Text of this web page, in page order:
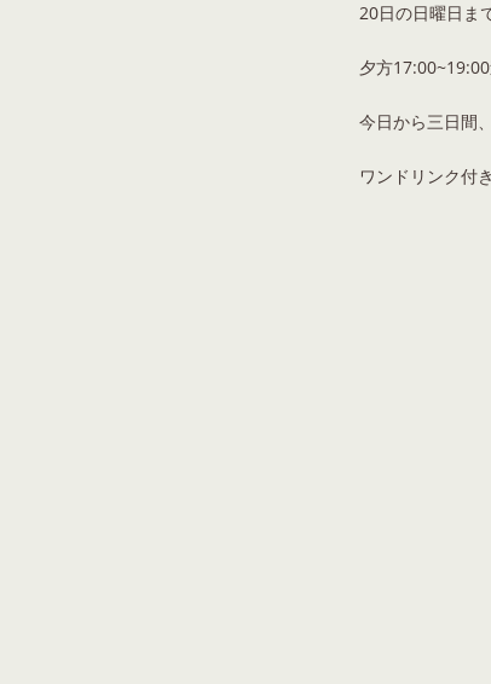
20日の日曜日ま
夕方
今日から三日間
ワンドリンク付